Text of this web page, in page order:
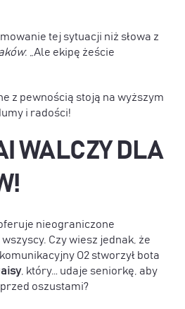
tej sytuacji niż słowa z
: „Ale ekipę żeście
z pewnością stoją na wyższym
i radości!
WALCZY DLA
nieograniczone
Czy wiesz jednak, że
O2 stworzył bota
, który… udaje seniorkę, aby
oszustami?